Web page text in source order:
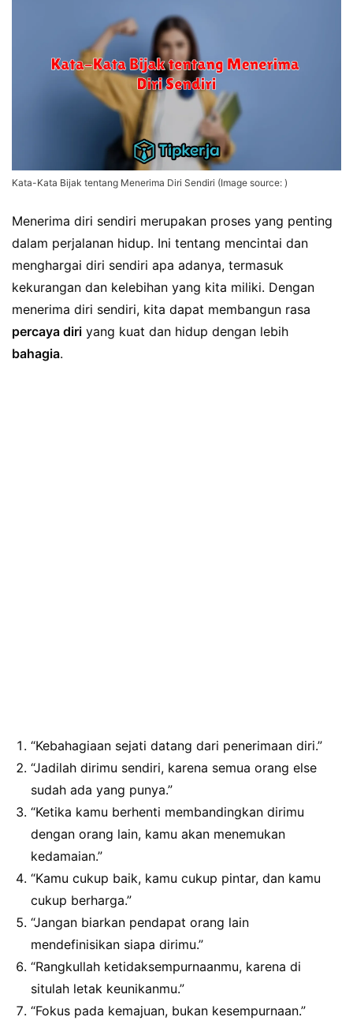
Kata-Kata Bijak tentang Menerima Diri Sendiri (Image source: )
Menerima diri sendiri merupakan proses yang penting
dalam perjalanan hidup. Ini tentang mencintai dan
menghargai diri sendiri apa adanya, termasuk
kekurangan dan kelebihan yang kita miliki. Dengan
menerima diri sendiri, kita dapat membangun rasa
percaya diri yang kuat dan hidup dengan lebih
bahagia.
“Kebahagiaan sejati datang dari penerimaan diri.”
“Jadilah dirimu sendiri, karena semua orang else
sudah ada yang punya.”
“Ketika kamu berhenti membandingkan dirimu
dengan orang lain, kamu akan menemukan
kedamaian.”
“Kamu cukup baik, kamu cukup pintar, dan kamu
cukup berharga.”
“Jangan biarkan pendapat orang lain
mendefinisikan siapa dirimu.”
“Rangkullah ketidaksempurnaanmu, karena di
situlah letak keunikanmu.”
“Fokus pada kemajuan, bukan kesempurnaan.”